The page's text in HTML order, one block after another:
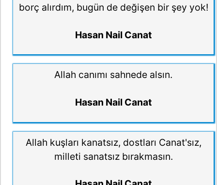
borç alırdım, bugün de değişen bir şey yok!
Hasan Nail Canat
Allah canımı sahnede alsın.
Hasan Nail Canat
Allah kuşları kanatsız, dostları Canat'sız,
milleti sanatsız bırakmasın.